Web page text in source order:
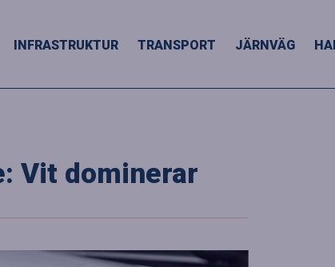
INFRASTRUKTUR TRANSPORT JÄRNVÄG
Vit dominerar